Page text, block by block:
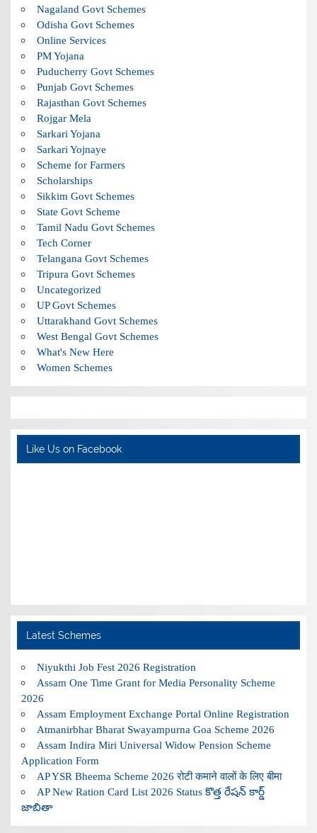
Nagaland Govt Schemes
Odisha Govt Schemes
Online Services
PM Yojana
Puducherry Govt Schemes
Punjab Govt Schemes
Rajasthan Govt Schemes
Rojgar Mela
Sarkari Yojana
Sarkari Yojnaye
Scheme for Farmers
Scholarships
Sikkim Govt Schemes
State Govt Scheme
Tamil Nadu Govt Schemes
Tech Corner
Telangana Govt Schemes
Tripura Govt Schemes
Uncategorized
UP Govt Schemes
Uttarakhand Govt Schemes
West Bengal Govt Schemes
What's New Here
Women Schemes
Like Us on Facebook
Latest Schemes
Niyukthi Job Fest 2026 Registration
Assam One Time Grant for Media Personality Scheme
2026
Assam Employment Exchange Portal Online Registration
Atmanirbhar Bharat Swayampurna Goa Scheme 2026
Assam Indira Miri Universal Widow Pension Scheme
Application Form
AP YSR Bheema Scheme 2026 रोटी कमाने वालों के लिए बीमा
AP New Ration Card List 2026 Status కొత్త రేషన్ కార్డ్
జాబితా